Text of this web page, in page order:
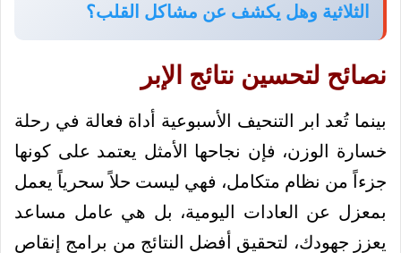
الثلاثية وهل يكشف عن مشاكل القلب؟
نصائح لتحسين نتائج الإبر
بينما تُعد ابر التنحيف الأسبوعية أداة فعالة في رحلة
خسارة الوزن، فإن نجاحها الأمثل يعتمد على كونها
جزءاً من نظام متكامل، فهي ليست حلاً سحرياً يعمل
بمعزل عن العادات اليومية، بل هي عامل مساعد
يعزز جهودك، لتحقيق أفضل النتائج من برامج إنقاص